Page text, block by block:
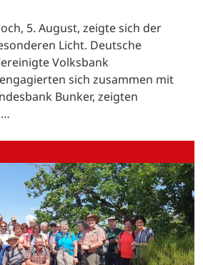
5. August, zeigte sich der
Licht. Deutsche
Volksbank
sich zusammen mit
Bunker, zeigten